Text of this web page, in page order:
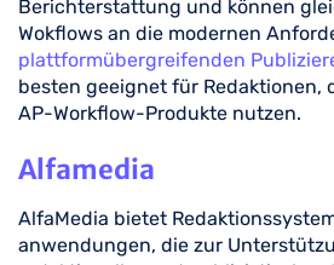
Berichterstattung und können
Wokflows an die modernen
plattformübergreifenden
besten geeignet für Redaktionen,
AP-Workflow-Produkte nutzen.
Alfamedia
AlfaMedia bietet
anwendungen, die zur